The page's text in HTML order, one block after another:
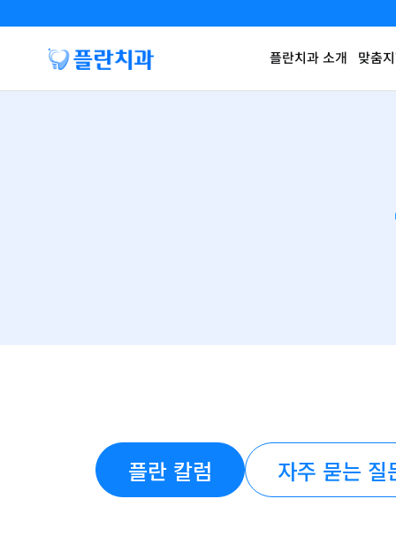
플란치과 소개 맞춤
플란 칼럼 자주 묻는 질